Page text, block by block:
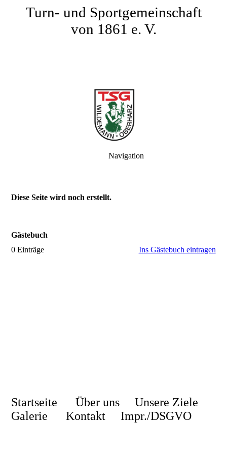
Turn- und Sportgemeinschaft
von 1861 e. V.
Navigation
Diese Seite wird noch erstellt.
Gästebuch
0 Einträge
Ins Gästebuch eintragen
Startseite Über uns
Unsere Ziele
Galerie
Kontakt Impr./DSGVO